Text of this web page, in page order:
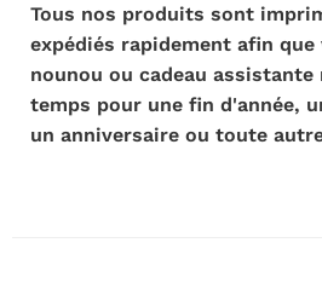
Tous nos produits sont
expédiés rapidement afin que
nounou ou cadeau
temps pour une fin d'année,
un anniversaire ou toute